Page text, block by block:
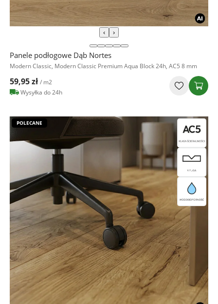
‹ ›
Panele podłogowe Dąb Nortes
Modern Classic, Modern Classic Premium Aqua Block 24h, AC5 8 mm
59,95 zł / m2
Wysyłka do 24h
POLECANE